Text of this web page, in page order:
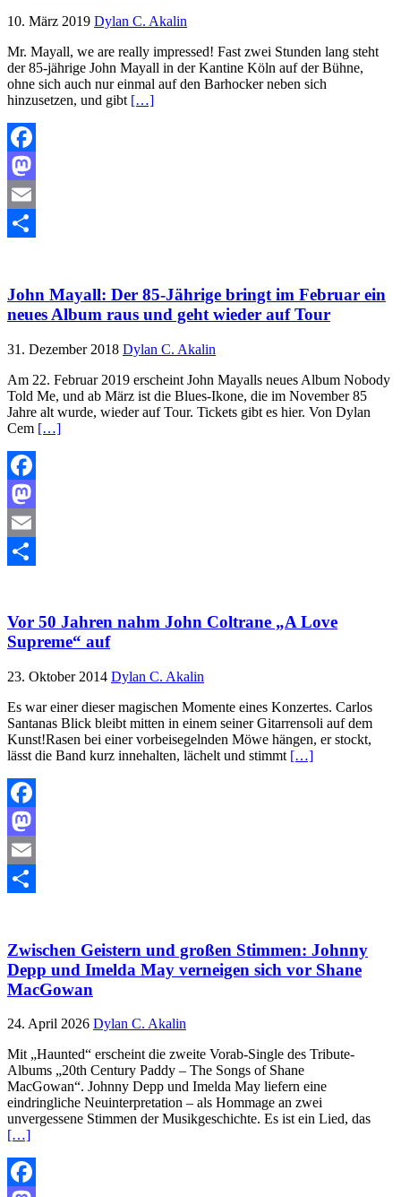
10. März 2019 Dylan C. Akalin
Mr. Mayall, we are really impressed! Fast zwei Stunden lang steht
der 85-jährige John Mayall in der Kantine Köln auf der Bühne,
ohne sich auch nur einmal auf den Barhocker neben sich
hinzusetzen, und gibt […]
Facebook
Mastodon
Email
John Mayall: Der 85-Jährige bringt im Februar ein
neues Album raus und geht wieder auf Tour
31. Dezember 2018 Dylan C. Akalin
Am 22. Februar 2019 erscheint John Mayalls neues Album Nobody
Told Me, und ab März ist die Blues-Ikone, die im November 85
Jahre alt wurde, wieder auf Tour. Tickets gibt es hier. Von Dylan
Cem […]
Facebook
Mastodon
Email
Vor 50 Jahren nahm John Coltrane „A Love
Supreme“ auf
23. Oktober 2014 Dylan C. Akalin
Es war einer dieser magischen Momente eines Konzertes. Carlos
Santanas Blick bleibt mitten in einem seiner Gitarrensoli auf dem
Kunst!Rasen bei einer vorbeisegelnden Möwe hängen, er stockt,
lässt die Band kurz innehalten, lächelt und stimmt […]
Facebook
Mastodon
Email
Zwischen Geistern und großen Stimmen: Johnny
Depp und Imelda May verneigen sich vor Shane
MacGowan
24. April 2026 Dylan C. Akalin
Mit „Haunted“ erscheint die zweite Vorab-Single des Tribute-
Albums „20th Century Paddy – The Songs of Shane
MacGowan“. Johnny Depp und Imelda May liefern eine
eindringliche Neuinterpretation – als Hommage an zwei
unvergessene Stimmen der Musikgeschichte. Es ist ein Lied, das
[…]